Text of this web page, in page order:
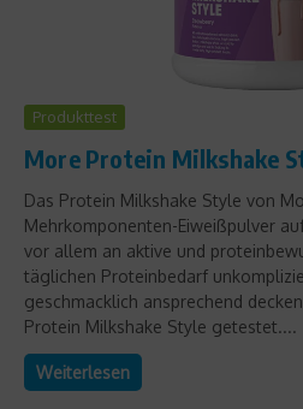
Produkttest
More Protein Milkshake
Das Protein Milkshake Style von
Mehrkomponenten-Eiweißpulver
vor allem an aktive und
täglichen Proteinbedarf
geschmacklich ansprechend
Protein Milkshake Style getestet....
Weiterlesen